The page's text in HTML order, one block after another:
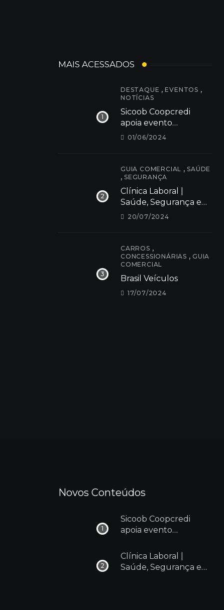
MAIS ACESSADOS
DESTAQUE ,EVENTOS ,
NOTÍCIAS
Sicoob Coopcredi
apoia evento
Cãominhada 2024 em
01/06/2024
GUIA COMERCIAL ,SAÚDE
, SEGURANÇA
Clínica Laboral |
Saúde, Segurança e
Bem estar
20/07/2024
CARROS ,
CONCESSIONÁRIAS , GUIA
COMERCIAL
Brasil Veículos
17/07/2024
Novos Conteúdos
Sicoob Coopcredi
apoia evento
Dores do Indaiá
Clínica Laboral |
Saúde, Segurança e